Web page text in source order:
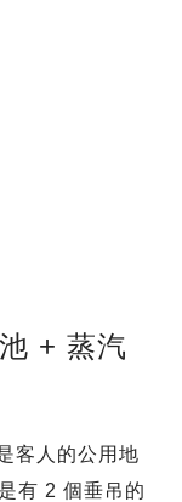
+ 蒸汽
客人的公用地
有 2 個垂吊的